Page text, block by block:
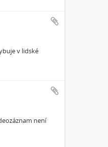
v lidské
není